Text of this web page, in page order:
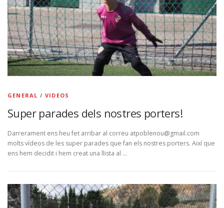
GENERAL /VIDEOS
Super parades dels nostres porters!
Darrerament ens heu fet arribar al correu atpoblenou@gmail.com
molts vídeos de les super parades que fan els nostres porters. Així que
ens hem decidit i hem creat una llista al …